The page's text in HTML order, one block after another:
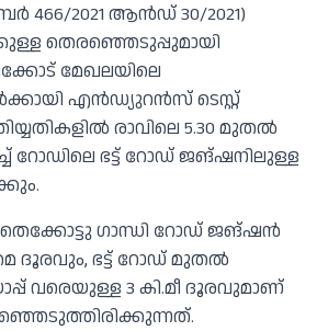
466/2021 ആൻഡ് 30/2021)
തെരഞ്ഞെടുപ്പുമായി
മേഖലയിലെ
എൻഡ്യുറൻസ് ടെസ്റ്റ്
രാവിലെ 5.30 മുതൽ
റോഡിലെ ഭട്ട് റോഡ് ജങ്ഷനിലുള്ള
ഗാന്ധി റോഡ് ജങ്ഷൻ
ദൂരവും, ഭട്ട് റോഡ് മുതൽ
വരെയുള്ള 3 കി.മീ ദൂരവുമാണ്